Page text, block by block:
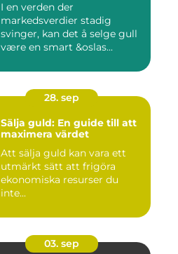
I en verden der
markedsverdier stadig
svinger, kan det å selge gull
være en smart &oslas...
28. sep
Sälja guld: En guide till att
maximera värdet
Att sälja guld kan vara ett
utmärkt sätt att frigöra
ekonomiska resurser du
inte...
03. sep